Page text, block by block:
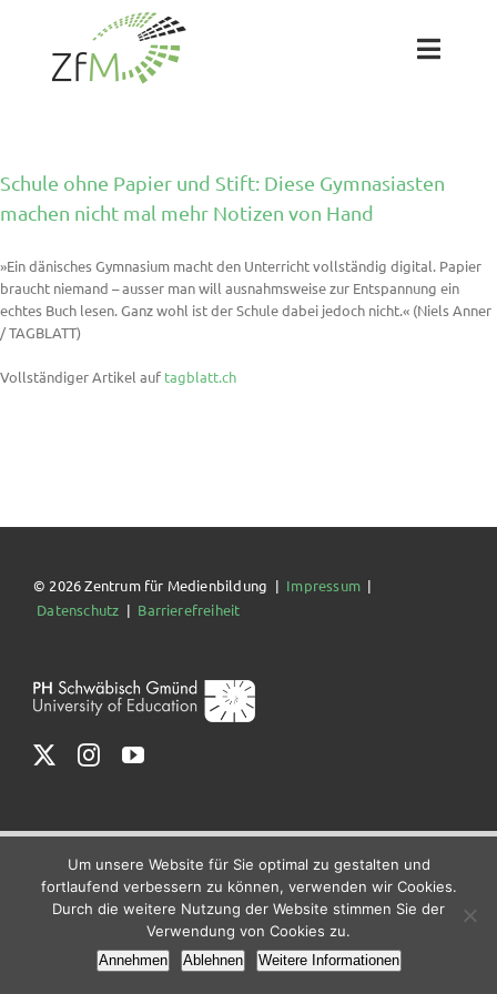
springen
Toggle
Team
Projekte
Schule ohne Papier und Stift: Diese Gymnasiasten
machen nicht mal mehr Notizen von Hand
»Ein dänisches Gymnasium macht den Unterricht vollständig digital. Papier
braucht niemand – ausser man will ausnahmsweise zur Entspannung ein
echtes Buch lesen. Ganz wohl ist der Schule dabei jedoch nicht.« (Niels Anner
/ TAGBLATT)
Vollständiger Artikel auf tagblatt.ch
© 2026 Zentrum für Medienbildung | Impressum|
Datenschutz | Barrierefreiheit
Um unsere Website für Sie optimal zu gestalten und
fortlaufend verbessern zu können, verwenden wir Cookies.
Durch die weitere Nutzung der Website stimmen Sie der
Verwendung von Cookies zu.
Annehmen Ablehnen Weitere Informationen